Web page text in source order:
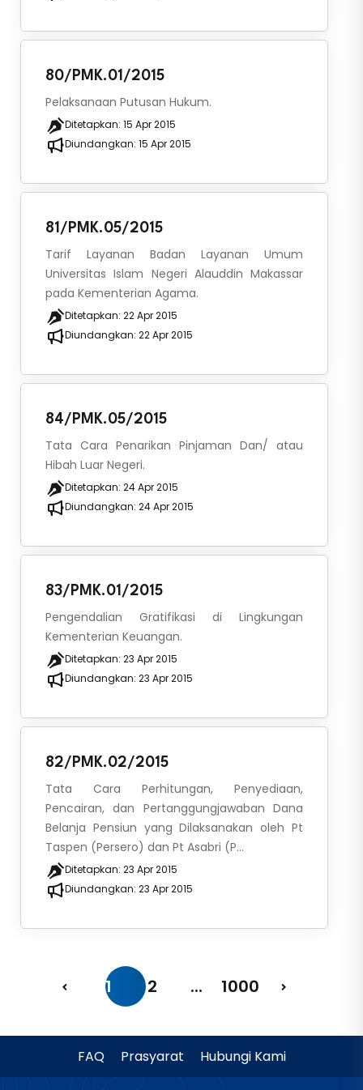
80/PMK.01/2015
Pelaksanaan Putusan Hukum.
Ditetapkan: 15 Apr 2015
Diundangkan: 15 Apr 2015
81/PMK.05/2015
Tarif Layanan Badan Layanan Umum
Universitas Islam Negeri Alauddin Makassar
pada Kementerian Agama.
Ditetapkan: 22 Apr 2015
Diundangkan: 22 Apr 2015
84/PMK.05/2015
Tata Cara Penarikan Pinjaman Dan/ atau
Hibah Luar Negeri.
Ditetapkan: 24 Apr 2015
Diundangkan: 24 Apr 2015
83/PMK.01/2015
Pengendalian Gratifikasi di Lingkungan
Kementerian Keuangan.
Ditetapkan: 23 Apr 2015
Diundangkan: 23 Apr 2015
82/PMK.02/2015
Tata Cara Perhitungan, Penyediaan,
Pencairan, dan Pertanggungjawaban Dana
Belanja Pensiun yang Dilaksanakan oleh Pt
Taspen (Persero) dan Pt Asabri (P...
Ditetapkan: 23 Apr 2015
Diundangkan: 23 Apr 2015
1 2 ... 1000
FAQ Prasyarat Hubungi Kami